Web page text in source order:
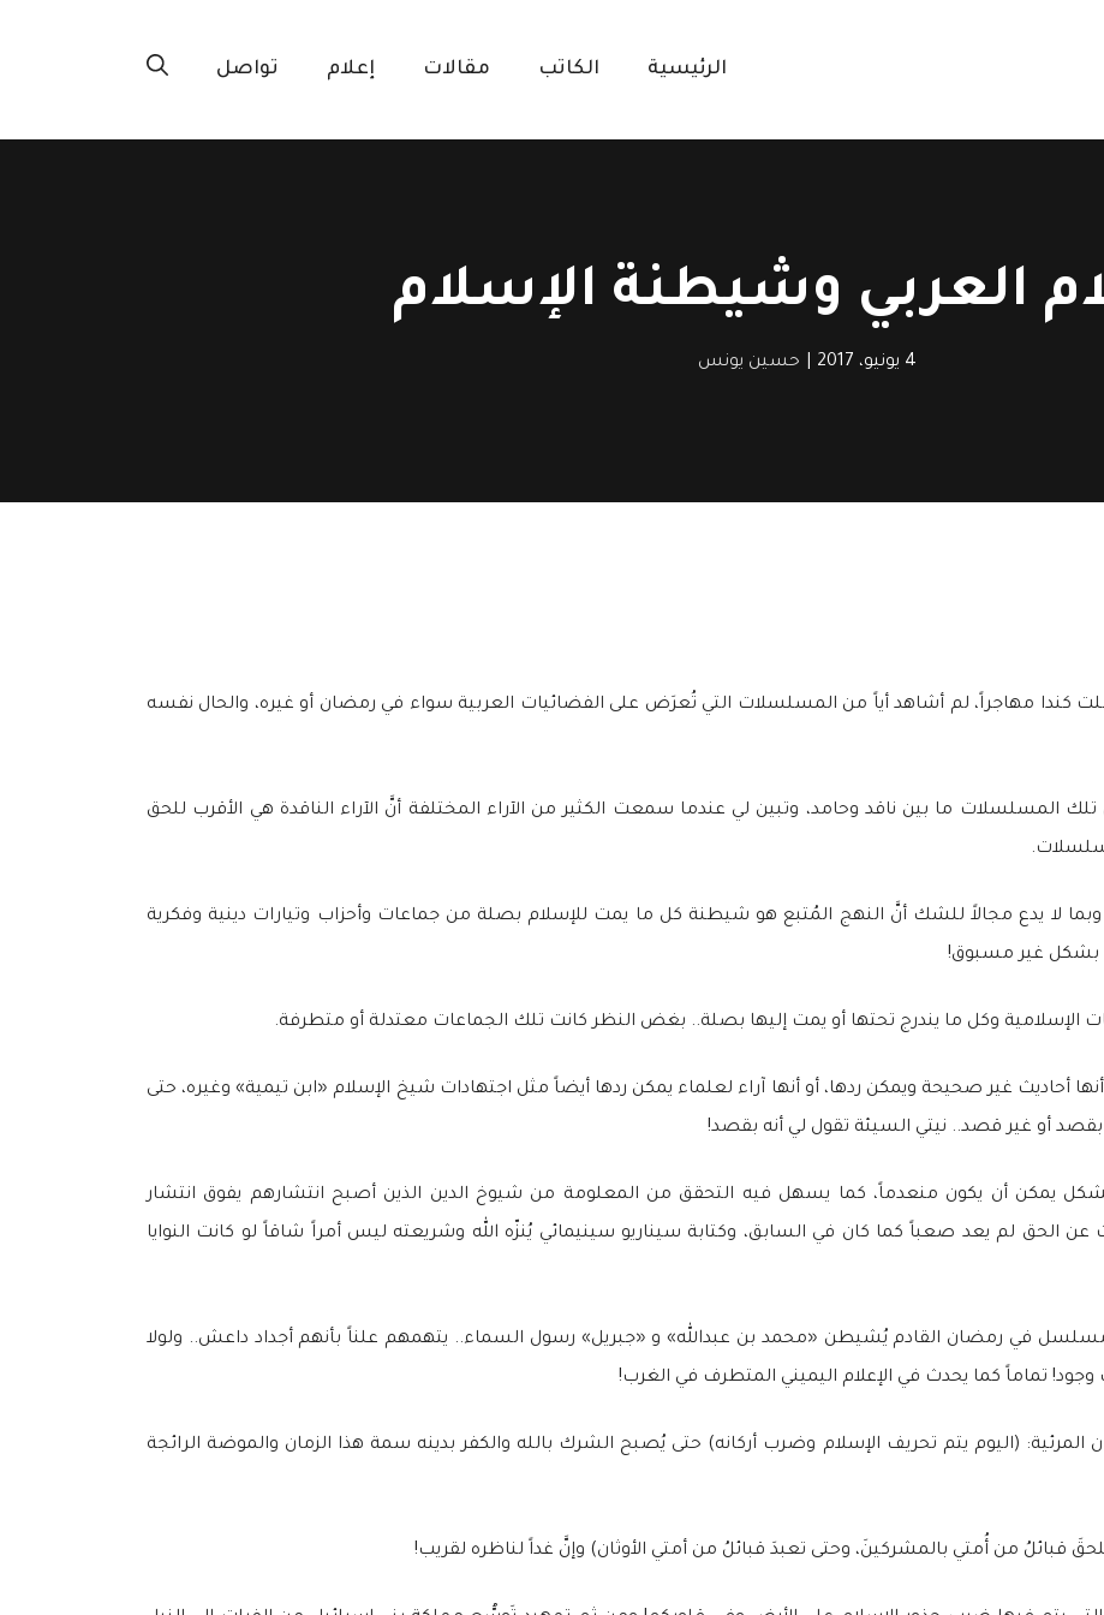
الرئيسية الكاتب مقالات إعلام تواصل
العربي وشيطنة الإسلام
4 يونيو، 2017 حسين يونس
كندا مهاجراً، لم أشاهد أياً من المسلسلات التي تُعرَض على الفضائيات العربية سواء في رمضان أو غيره، والحال نفسه
المسلسلات ما بين ناقد وحامد، وتبين لي عندما سمعت الكثير من الآراء المختلفة أنَّ الآراء الناقدة هي الأقرب للحق
لا يدع مجالاً للشك أنَّ النهج المُتبع هو شيطنة كل ما يمت للإسلام بصلة من جماعات وأحزاب وتيارات دينية وفكرية
بشكل غير مسبوق!
وكل ما يندرج تحتها أو يمت إليها بصلة.. بغض النظر كانت تلك الجماعات معتدلة أو متطرفة.
غير صحيحة ويمكن ردها، أو أنها آراء لعلماء يمكن ردها أيضاً مثل اجتهادات شيخ الإسلام «ابن تيمية» وغيره، حتى
أو غير قصد.. نيتي السيئة تقول لي أنه بقصد!
يمكن أن يكون منعدماً، كما يسهل فيه التحقق من المعلومة من شيوخ الدين الذين أصبح انتشارهم يفوق انتشار
عن الحق لم يعد صعباً كما كان في السابق، وكتابة سيناريو سينيمائي يُنزّه الله وشريعته ليس أمراً شاقاً لو كانت النوايا
مسلسل في رمضان القادم يُشيطن «محمد بن عبدالله» و «جبريل» رسول السماء.. يتهمهم علناً بأنهم أجداد داعش.. ولولا
وجود! تماماً كما يحدث في الإعلام اليميني المتطرف في الغرب!
(اليوم يتم تحريف الإسلام وضرب أركانه) حتى يُصبح الشرك بالله والكفر بدينه سمة هذا الزمان والموضة الرائجة
قبائلُ من أُمتي بالمشركينَ، وحتى تعبدَ قبائلُ من أمتي الأوثان) وإنَّ غداً لناظره لقريب!